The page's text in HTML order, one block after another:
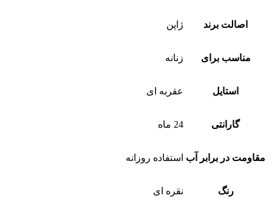
اصالت برند ژاپن
مناسب برای زنانه
استایل عقربه ای
گارانتی 24 ماه
مقاومت در برابر آب استفاده روزانه
رنگ نقره ای